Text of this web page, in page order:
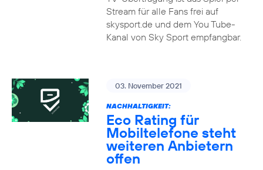
Stream für alle Fans frei auf
skysport.de und dem You Tube-
Kanal von Sky Sport empfangbar.
03. November 2021
NACHHALTIGKEIT:
Eco Rating für
Mobiltelefone steht
weiteren Anbietern
offen